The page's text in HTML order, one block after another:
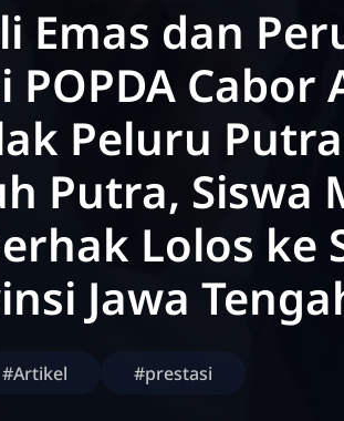
Emas dan
POPDA Cabor
Peluru
Putra, Siswa
Lolos ke
Jawa
#Artikel #prestasi